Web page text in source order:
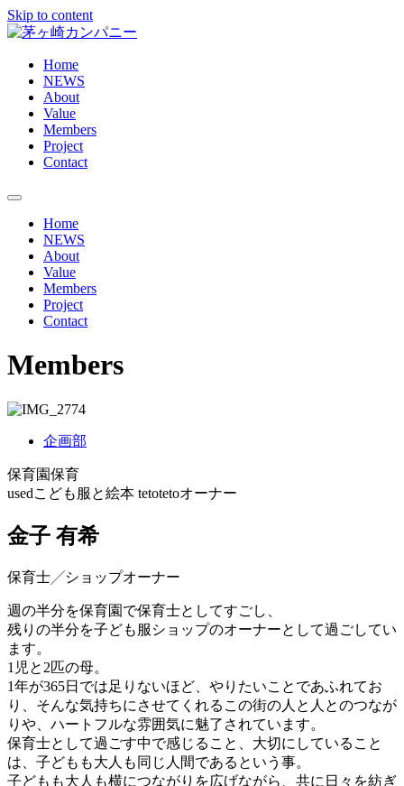
Skip to content
Home
NEWS
About
Value
Members
Project
Contact
Home
NEWS
About
Value
Members
Project
Contact
Members
企画部
保育園保育
usedこども服と絵本 tetotetoオーナー
金子 有希
保育士╱ショップオーナー
週の半分を保育園で保育士としてすごし、
残りの半分を子ども服ショップのオーナーとして過ごしてい
ます。
1児と2匹の母。
1年が365日では足りないほど、やりたいことであふれてお
り、そんな気持ちにさせてくれるこの街の人と人とのつなが
りや、ハートフルな雰囲気に魅了されています。
保育士として過ごす中で感じること、大切にしていること
は、子どもも大人も同じ人間であるという事。
子どもも大人も横につながりを広げながら、共に日々を紡ぎ